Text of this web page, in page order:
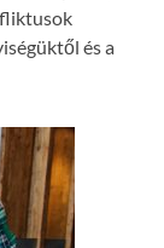
és a